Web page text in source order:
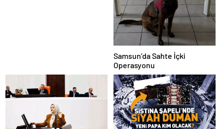
Samsun’da Sahte İçki
Operasyonu